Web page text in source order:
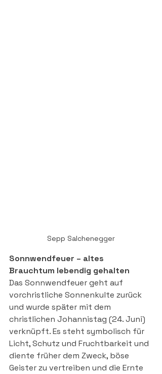
Sepp Salchenegger
Sonnwendfeuer – altes
Brauchtum lebendig gehalten
Das Sonnwendfeuer geht auf
vorchristliche Sonnenkulte zurück
und wurde später mit dem
christlichen Johannistag (24. Juni)
verknüpft. Es steht symbolisch für
Licht, Schutz und Fruchtbarkeit und
diente früher dem Zweck, böse
Geister zu vertreiben und die Ernte